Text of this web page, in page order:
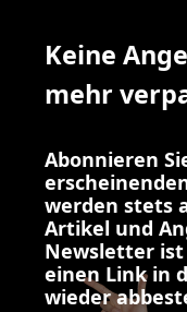
Keine
mehr
Abonnieren
werden stets
Artikel und
Newsletter
einen Link in
wieder